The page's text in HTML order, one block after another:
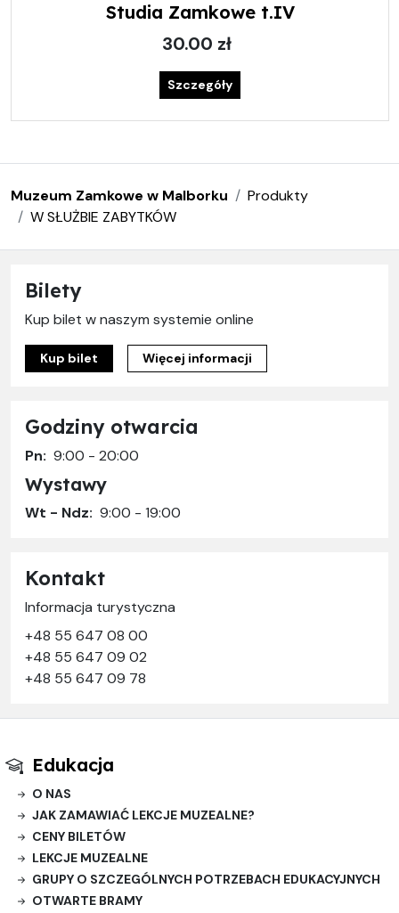
Studia Zamkowe t.IV
30.00 zł
Szczegóły
Muzeum Zamkowe w Malborku
Produkty
W SŁUŻBIE ZABYTKÓW
Bilety
Kup bilet w naszym systemie online
Kup bilet Więcej informacji
Godziny otwarcia
Pn: 9:00 - 20:00
Wystawy
Wt - Ndz: 9:00 - 19:00
Kontakt
Informacja turystyczna
+48 55 647 08 00
+48 55 647 09 02
+48 55 647 09 78
Edukacja
O NAS
JAK ZAMAWIAĆ LEKCJE MUZEALNE?
CENY BILETÓW
LEKCJE MUZEALNE
GRUPY O SZCZEGÓLNYCH POTRZEBACH EDUKACYJNYCH
OTWARTE BRAMY